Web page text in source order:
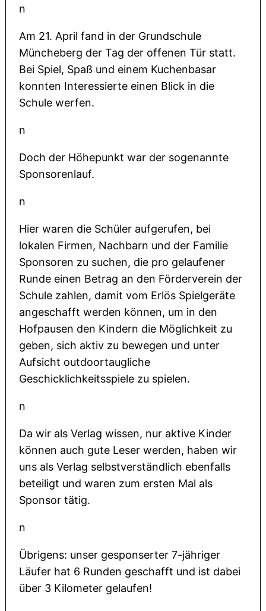
n
Am 21. April fand in der Grundschule
Müncheberg der Tag der offenen Tür statt.
Bei Spiel, Spaß und einem Kuchenbasar
konnten Interessierte einen Blick in die
Schule werfen.
n
Doch der Höhepunkt war der sogenannte
Sponsorenlauf.
n
Hier waren die Schüler aufgerufen, bei
lokalen Firmen, Nachbarn und der Familie
Sponsoren zu suchen, die pro gelaufener
Runde einen Betrag an den Förderverein der
Schule zahlen, damit vom Erlös Spielgeräte
angeschafft werden können, um in den
Hofpausen den Kindern die Möglichkeit zu
geben, sich aktiv zu bewegen und unter
Aufsicht outdoortaugliche
Geschicklichkeitsspiele zu spielen.
n
Da wir als Verlag wissen, nur aktive Kinder
können auch gute Leser werden, haben wir
uns als Verlag selbstverständlich ebenfalls
beteiligt und waren zum ersten Mal als
Sponsor tätig.
n
Übrigens: unser gesponserter 7-jähriger
Läufer hat 6 Runden geschafft und ist dabei
über 3 Kilometer gelaufen!